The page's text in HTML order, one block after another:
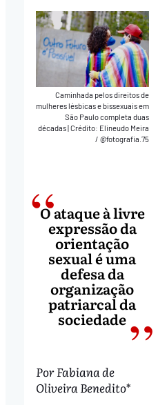
Caminhada pelos direitos de
mulheres lésbicas e bissexuais em
São Paulo completa duas
décadas|Crédito: Elineudo Meira
/ @fotografia.75
O ataque à livre
expressão da
orientação
sexual é uma
defesa da
organização
patriarcal da
sociedade
Por Fabiana de
Oliveira Benedito*